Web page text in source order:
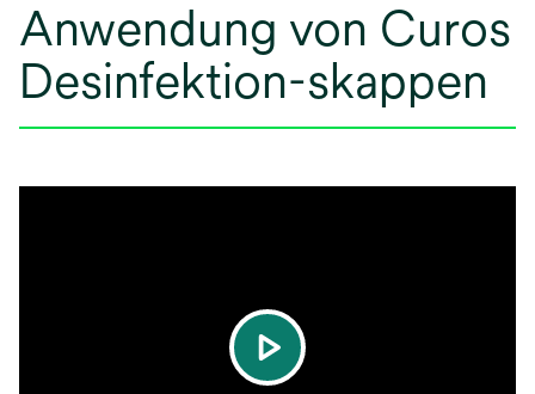
Anwendung von Curos
Desinfektion-skappen
play